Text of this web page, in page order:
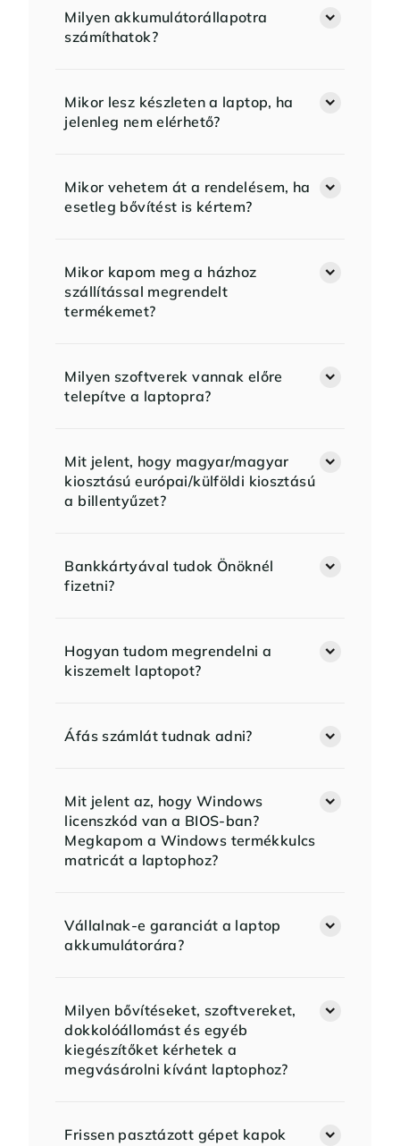
Milyen akkumulátorállapotra
számíthatok?
Mikor lesz készleten a laptop, ha
jelenleg nem elérhető?
Mikor vehetem át a rendelésem, ha
esetleg bővítést is kértem?
Mikor kapom meg a házhoz
szállítással megrendelt
termékemet?
Milyen szoftverek vannak előre
telepítve a laptopra?
Mit jelent, hogy magyar/magyar
kiosztású európai/külföldi kiosztású
a billentyűzet?
Bankkártyával tudok Önöknél
fizetni?
Hogyan tudom megrendelni a
kiszemelt laptopot?
Áfás számlát tudnak adni?
Mit jelent az, hogy Windows
licenszkód van a BIOS-ban?
Megkapom a Windows termékkulcs
matricát a laptophoz?
Vállalnak-e garanciát a laptop
akkumulátorára?
Milyen bővítéseket, szoftvereket,
dokkolóállomást és egyéb
kiegészítőket kérhetek a
megvásárolni kívánt laptophoz?
Frissen pasztázott gépet kapok